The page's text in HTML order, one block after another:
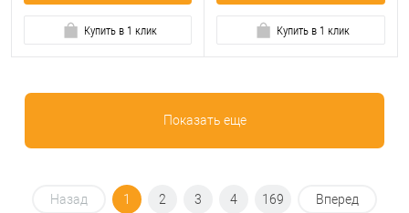
Купить в 1 клик Купить в 1 клик
Показать еще
Назад 1 2 3 4 169 Вперед